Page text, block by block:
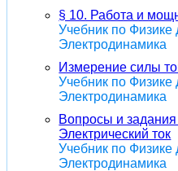
§ 10. Работа и
Учебник по Физике
Электродинамика
Измерение силы
Учебник по Физике
Электродинамика
Вопросы и
Электрический ток
Учебник по Физике
Электродинамика